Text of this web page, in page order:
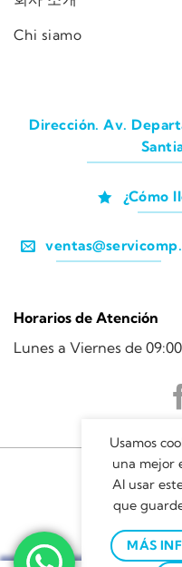
Chi siamo
Dirección. Av.
¿Cómo
Horarios de Atención
Lunes a Viernes de
Usamos
una mejor
Al usar
que
MÁS